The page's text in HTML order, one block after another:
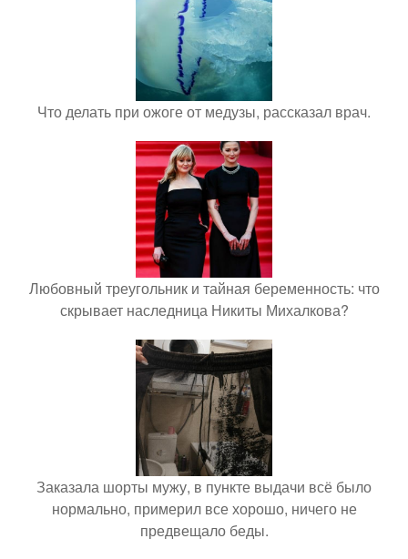
Что делать при ожоге от медузы, рассказал врач.
Любовный треугольник и тайная беременность: что
скрывает наследница Никиты Михалкова?
Заказала шорты мужу, в пункте выдачи всё было
нормально, примерил все хорошо, ничего не
предвещало беды.